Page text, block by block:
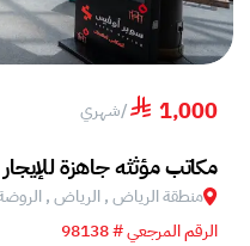
1,000
/شهري
مكاتب مؤثثه جاهزة
منطقة الرياض , الرياض ,
الرقم المرجعي # 98138